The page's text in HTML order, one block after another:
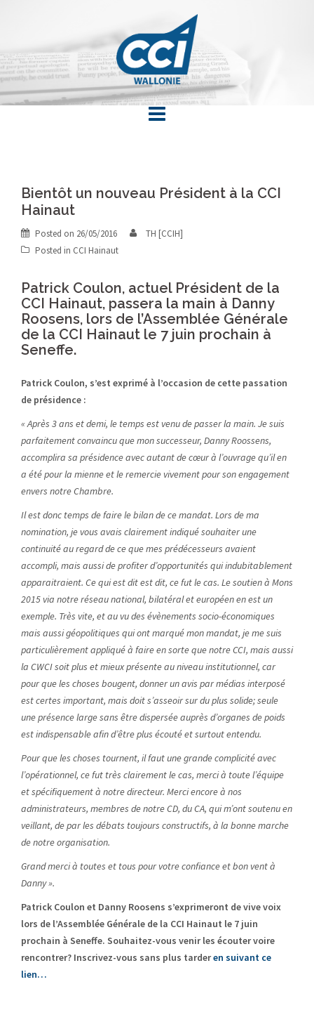
Bientôt un nouveau Président à la CCI
Hainaut
Posted on 26/05/2016
TH [CCIH]
Posted in CCI Hainaut
Patrick Coulon, actuel Président de la
CCI Hainaut, passera la main à Danny
Roosens, lors de l’Assemblée Générale
de la CCI Hainaut le 7 juin prochain à
Seneffe.
Patrick Coulon, s’est exprimé à l’occasion de cette passation
de présidence :
« Après 3 ans et demi, le temps est venu de passer la main. Je suis
parfaitement convaincu que mon successeur, Danny Roossens,
accomplira sa présidence avec autant de cœur à l’ouvrage qu’il en
a été pour la mienne et le remercie vivement pour son engagement
envers notre Chambre.
Il est donc temps de faire le bilan de ce mandat. Lors de ma
nomination, je vous avais clairement indiqué souhaiter une
continuité au regard de ce que mes prédécesseurs avaient
accompli, mais aussi de profiter d’opportunités qui indubitablement
apparaitraient. Ce qui est dit est dit, ce fut le cas. Le soutien à Mons
2015 via notre réseau national, bilatéral et européen en est un
exemple. Très vite, et au vu des évènements socio-économiques
mais aussi géopolitiques qui ont marqué mon mandat, je me suis
particulièrement appliqué à faire en sorte que notre CCI, mais aussi
la CWCI soit plus et mieux présente au niveau institutionnel, car
pour que les choses bougent, donner un avis par médias interposé
est certes important, mais doit s’asseoir sur du plus solide; seule
une présence large sans être dispersée auprès d’organes de poids
est indispensable afin d’être plus écouté et surtout entendu.
Pour que les choses tournent, il faut une grande complicité avec
l’opérationnel, ce fut très clairement le cas, merci à toute l’équipe
et spécifiquement à notre directeur. Merci encore à nos
administrateurs, membres de notre CD, du CA, qui m’ont soutenu en
veillant, de par les débats toujours constructifs, à la bonne marche
de notre organisation.
Grand merci à toutes et tous pour votre confiance et bon vent à
Danny ».
Patrick Coulon et Danny Roosens s’exprimeront de vive voix
lors de l’Assemblée Générale de la CCI Hainaut le 7 juin
prochain à Seneffe. Souhaitez-vous venir les écouter voire
rencontrer? Inscrivez-vous sans plus tarderen suivant ce
lien…